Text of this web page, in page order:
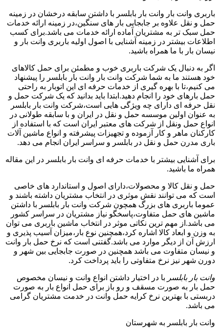
باربری وانت بار وانت بار بابلسر با داشتن سابقه درخشان در زمینه
حمل و نقل علاوه بر جابجایی بار های سنگین،در زمینه ارائه خدمات
حمل سبک تر به مشتریان آماده ارائه خدمات می باشد.برای کسب
اطلاعات بیشتر در زمینه آشنایی با اصول اولیه باربری وانت بار و
نیسان بار با ما همراه باشید.
اگر به دنبال یک شرکت باربری خوب و مطمئن برای حمل کالاهای
خود هستند ما به شما شرکت وانت بار وانت بار بابلسر را پیشنهاد
می کنیم،تا با بهره گیری از خدمات حرفه ای این اتوبار به راحتی
حمل بارهای خود را انجام دهید.ابتدا باید بدانید که یک شرکت حمل و
نقل حرفه ای دارای چه ویژگی هایی است،شرکت وانت بار بابلسر
به عنوان اولین موسسه حمل و نقل در ایران و با سابقه طولانی در
انواع حمل ونقل از شرکت های معتبر ایران است که با استفاده از
کارکنان ماهر و کار آزموده و تجهیزات پیشرفته و انواع ماشین آلات
باری مدرن حمل و نقل در بابلسر و سراسر ایران انجام می دهد.
برای آشنایی بیشتر با خدمات حرفه ای وانت بار بابلسر در این مقاله
همراه ما باشید.
حمل و نقل کالا و محصولات،دارای اصول و استاندارد های خاصی
است که می توانند نقش موثری در انتخاب مشتریان داشته باشند و
عموما باربری های بزرگ همچون شرکت وانت بار بابلسر با داشتن
ماشین های حمل متفاوت،پاسخگو نیاز مشتریان در سراسر کشور
می باشد.از مهم ترین نکاتی موثر در انتخاب ماشین باربری می توان
به وزن و ابعاد کالا اشاره کرد،همچنین نوع بار،میزان آسیب پذیری و
ارزش آن از دیگر موارد می باشد.گفتنی است که نرخ حمل بار وانت
و نیسان متفاوت می باشد همچنین در صورت جابجایی بین شهر و
دورن شهر نیز نرخ متفاوتی را باید پرداخت کرد.
وانت بار بابلسر با در اختیار داشتن انواع وانت و نیسان مخصوص
حمل بار به صورت مسقف و رو باز برای حمل انواع بار به صورت
دربستی با بهترین نرخ کرایه حمل وانت در خدمت مشتریان گرامی
می باشد.
وانت بار بابلسر به شهرستان